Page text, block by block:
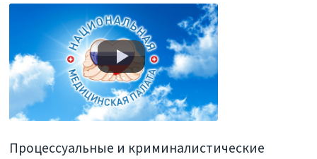
Процессуальные и криминалистические